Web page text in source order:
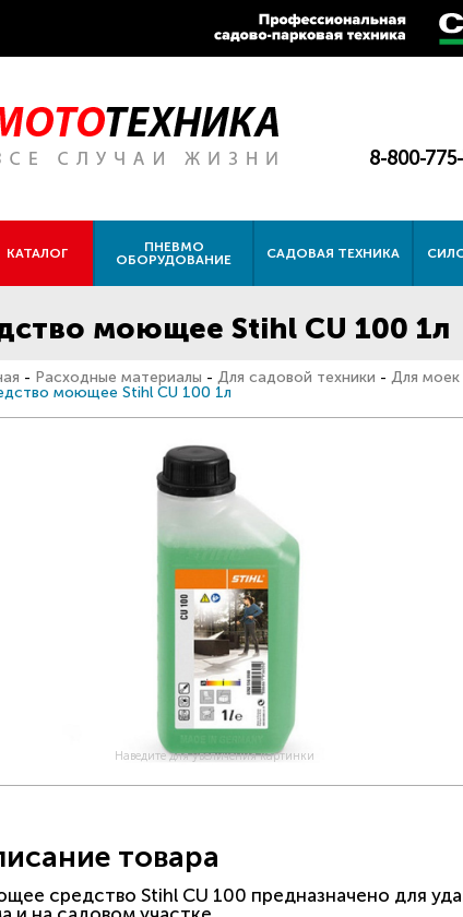
8-800-
КАТАЛОГ
ПНЕВМО
ОБОРУДОВАНИЕ
САДОВАЯ ТЕХНИКА
моющее Stihl CU 100 1л
- Расходные материалы - Для садовой техники - Для моек
моющее Stihl CU 100 1л
Наведите для увеличения картинки
товара
средство Stihl CU 100 предназначено для